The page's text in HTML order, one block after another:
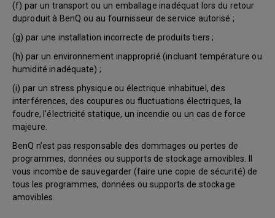
(f) par un transport ou un emballage inadéquat lors du retour
duproduit à BenQ ou au fournisseur de service autorisé ;
(g) par une installation incorrecte de produits tiers ;
(h) par un environnement inapproprié (incluant température ou
humidité inadéquate) ;
(i) par un stress physique ou électrique inhabituel, des
interférences, des coupures ou fluctuations électriques, la
foudre, l’électricité statique, un incendie ou un cas de force
majeure.
BenQ n’est pas responsable des dommages ou pertes de
programmes, données ou supports de stockage amovibles. Il
vous incombe de sauvegarder (faire une copie de sécurité) de
tous les programmes, données ou supports de stockage
amovibles.